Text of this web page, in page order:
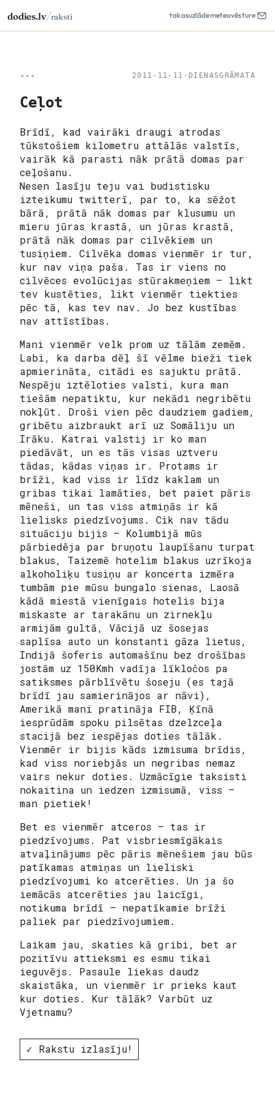
dodies.lv/raksti takasuzlādemeteovēsture
◂◂◂ 2011-11-11 · DIENASGRĀMATA
Ceļot
Brīdī, kad vairāki draugi atrodas
tūkstošiem kilometru attālās valstīs,
vairāk kā parasti nāk prātā domas par
ceļošanu.
Nesen lasīju teju vai budistisku
izteikumu twitterī, par to, ka sēžot
bārā, prātā nāk domas par klusumu un
mieru jūras krastā, un jūras krastā,
prātā nāk domas par cilvēkiem un
tusiņiem. Cilvēka domas vienmēr ir tur,
kur nav viņa paša. Tas ir viens no
cilvēces evolūcijas stūrakmeņiem – likt
tev kustēties, likt vienmēr tiekties
pēc tā, kas tev nav. Jo bez kustības
nav attīstības.
Mani vienmēr velk prom uz tālām zemēm.
Labi, ka darba dēļ šī vēlme bieži tiek
apmierināta, citādi es sajuktu prātā.
Nespēju iztēloties valsti, kura man
tiešām nepatiktu, kur nekādi negribētu
nokļūt. Droši vien pēc daudziem gadiem,
gribētu aizbraukt arī uz Somāliju un
Irāku. Katrai valstij ir ko man
piedāvāt, un es tās visas uztveru
tādas, kādas viņas ir. Protams ir
brīži, kad viss ir līdz kaklam un
gribas tikai lamāties, bet paiet pāris
mēneši, un tas viss atmiņās ir kā
lielisks piedzīvojums. Cik nav tādu
situāciju bijis – Kolumbijā mūs
pārbiedēja par bruņotu laupīšanu turpat
blakus, Taizemē hotelim blakus uzrīkoja
alkoholiķu tusiņu ar koncerta izmēra
tumbām pie mūsu bungalo sienas, Laosā
kādā miestā vienīgais hotelis bija
miskaste ar tarakānu un zirnekļu
armijām gultā, Vācijā uz šosejas
saplīsa auto un konstanti gāza lietus,
Indijā šoferis automašīnu bez drošības
jostām uz 150Kmh vadīja līkločos pa
satiksmes pārblīvētu šoseju (es tajā
brīdī jau samierinājos ar nāvi),
Amerikā mani pratināja FIB, Ķīnā
iesprūdām spoku pilsētas dzelzceļa
stacijā bez iespējas doties tālāk.
Vienmēr ir bijis kāds izmisuma brīdis,
kad viss noriebjās un negribas nemaz
vairs nekur doties. Uzmācīgie taksisti
nokaitina un iedzen izmisumā, viss –
man pietiek!
Bet es vienmēr atceros – tas ir
piedzīvojums. Pat visbriesmīgākais
atvaļinājums pēc pāris mēnešiem jau būs
patīkamas atmiņas un lieliski
piedzīvojumi ko atcerēties. Un ja šo
iemācās atcerēties jau laicīgi,
notikuma brīdī – nepatīkamie brīži
paliek par piedzīvojumiem.
Laikam jau, skaties kā gribi, bet ar
pozitīvu attieksmi es esmu tikai
ieguvējs. Pasaule liekas daudz
skaistāka, un vienmēr ir prieks kaut
kur doties. Kur tālāk? Varbūt uz
Vjetnamu?
✓ Rakstu izlasīju!